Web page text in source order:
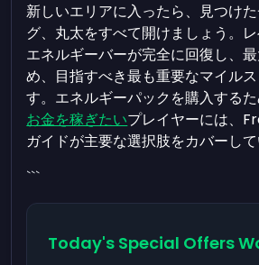
新しいエリアに入ったら、見つけ
グ、丸太をすべて開けましょう。
エネルギーバーが完全に回復し、
め、目指すべき最も重要なマイル
す。エネルギーパックを購入する
お金を稼ぎたいプレイヤーには、
ガイドが主要な選択肢をカバーして
```
Today's Special Offers